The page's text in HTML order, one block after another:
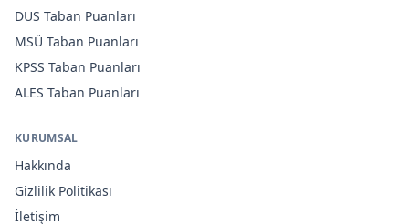
DUS Taban Puanları
MSÜ Taban Puanları
KPSS Taban Puanları
ALES Taban Puanları
KURUMSAL
Hakkında
Gizlilik Politikası
İletişim